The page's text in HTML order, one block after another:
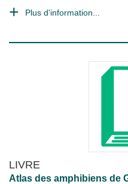
Plus d'information...
LIVRE
Atlas des amphibiens de